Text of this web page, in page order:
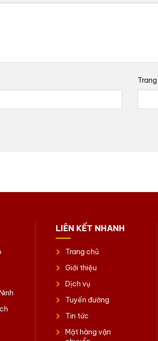
LIÊN KẾT NHANH
Trang chủ
Giới thiệu
Dịch vụ
Tuyến đường
Tin tức
Mặt hàng vận